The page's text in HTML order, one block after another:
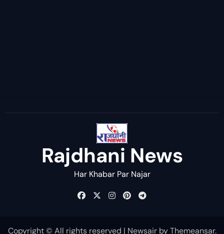
Rajdhani News
Har Khabar Par Najar
Copyright © All rights reserved | NewsairbyThemeansar.